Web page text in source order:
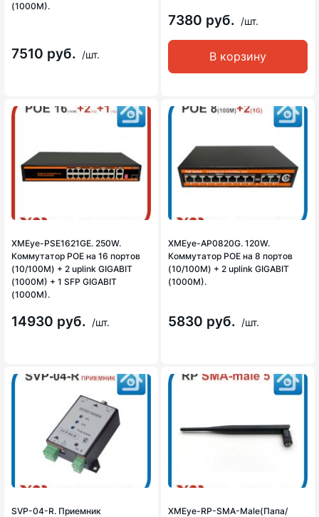
(1000M).
7510 руб. /шт.
7380 руб. /шт.
В корзину
XMEye-PSE1621GE. 250W.
Коммутатор POE на 16 портов
(10/100M) + 2 uplink GIGABIT
(1000M) + 1 SFP GIGABIT
(1000M).
14930 руб. /шт.
XMEye-AP0820G. 120W.
Коммутатор POE на 8 портов
(10/100M) + 2 uplink GIGABIT
(1000M).
5830 руб. /шт.
SVP-04-R. Приемник
XMEye-RP-SMA-Male(Папа/